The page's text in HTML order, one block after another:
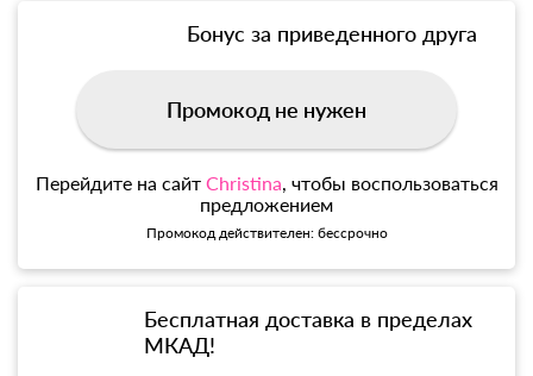
Бонус за приведенного друга
Промокод не нужен
Перейдите на сайт Christina, чтобы воспользоваться
предложением
Промокод действителен: бессрочно
Бесплатная доставка в пределах
МКАД!